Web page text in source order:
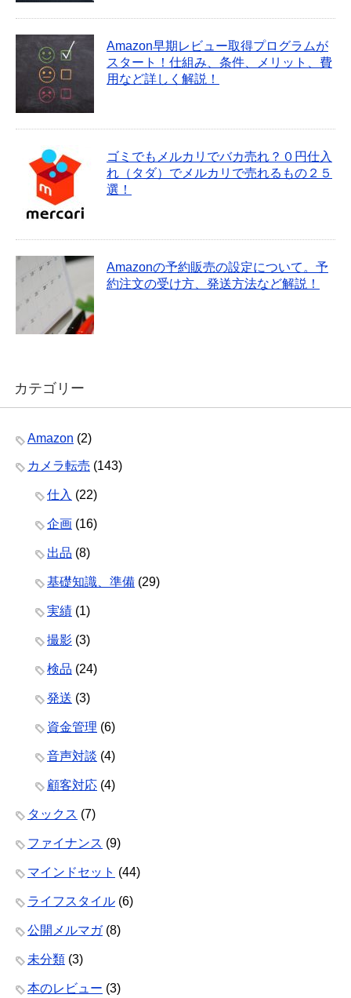
Amazon早期レビュー取得プログラムが
スタート！仕組み、条件、メリット、費
用など詳しく解説！
ゴミでもメルカリでバカ売れ？０円仕入
れ（タダ）でメルカリで売れるもの２５
選！
Amazonの予約販売の設定について。予
約注文の受け方、発送方法など解説！
カテゴリー
Amazon (2)
カメラ転売 (143)
仕入 (22)
企画 (16)
出品 (8)
基礎知識、準備 (29)
実績 (1)
撮影 (3)
検品 (24)
発送 (3)
資金管理 (6)
音声対談 (4)
顧客対応 (4)
タックス (7)
ファイナンス (9)
マインドセット (44)
ライフスタイル (6)
公開メルマガ(8)
未分類 (3)
本のレビュー (3)